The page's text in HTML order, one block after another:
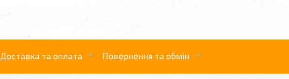
Доставка та оплата Повернення та обмін